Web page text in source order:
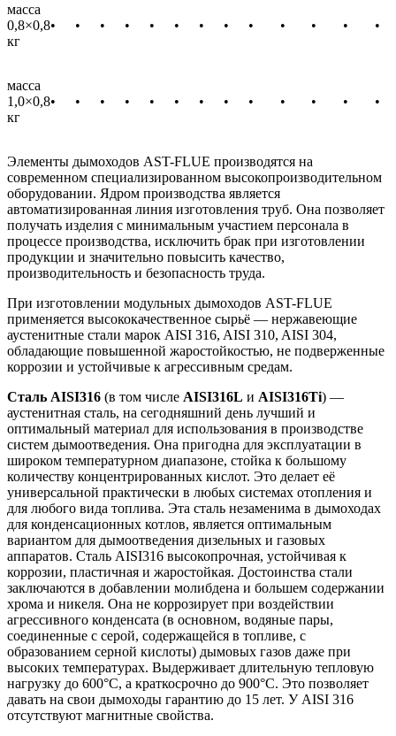
масса
0,8×0,8
кг
• • • • • • • • • • • • •
масса
1,0×0,8
кг
• • • • • • • • • • • • •
Элементы дымоходов AST-FLUE производятся на
современном специализированном высокопроизводительном
оборудовании. Ядром производства является
автоматизированная линия изготовления труб. Она позволяет
получать изделия с минимальным участием персонала в
процессе производства, исключить брак при изготовлении
продукции и значительно повысить качество,
производительность и безопасность труда.
При изготовлении модульных дымоходов AST-FLUE
применяется высококачественное сырьё — нержавеющие
аустенитные стали марок AISI 316, AISI 310, AISI 304,
обладающие повышенной жаростойкостью, не подверженные
коррозии и устойчивые к агрессивным средам.
Сталь AISI316 (в том числе AISI316L и AISI316Ti) —
аустенитная сталь, на сегодняшний день лучший и
оптимальный материал для использования в производстве
систем дымоотведения. Она пригодна для эксплуатации в
широком температурном диапазоне, стойка к большому
количеству концентрированных кислот. Это делает её
универсаль­ной практически в любых системах отопления и
для любого вида топлива. Эта сталь незаменима в дымоходах
для конденсационных котлов, является оптимальным
вариантом для дымоотведения дизельных и газовых
аппаратов. Сталь AISI316 высокопрочная, устойчивая к
коррозии, пластичная и жаростойкая. Достоинства стали
заключаются в добавлении молибдена и большем содержании
хрома и никеля. Она не коррозирует при воздействии
агрессивного конденсата (в основном, водяные пары,
соединенные с серой, содержащейся в топливе, с
образованием серной кислоты) дымовых газов даже при
высоких температурах. Выдерживает длительную тепловую
нагрузку до 600°С, а краткосрочно до 900°С. Это позволяет
давать на свои дымоходы гарантию до 15 лет. У AISI 316
отсутствуют магнитные свойства.